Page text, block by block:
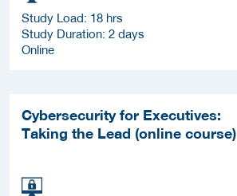
Study Load: 18 hrs
Study Duration: 2 days
Online
Cybersecurity for Executives:
Taking the Lead (online course)